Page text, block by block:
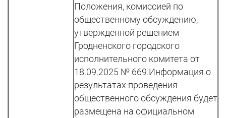
Положения, комиссией по
общественному обсуждению,
утвержденной решением
Гродненского городского
исполнительного комитета от
18.09.2025 № 669.Информация о
результатах проведения
общественного обсуждения будет
размещена на официальном